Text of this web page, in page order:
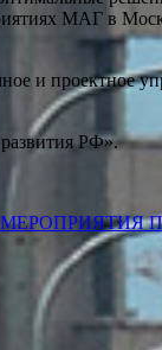
МАГ в
и проектное
РФ».